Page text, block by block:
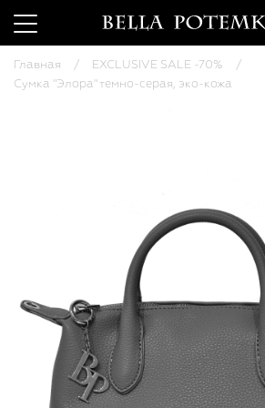
Главная
EXCLUSIVE SALE -70%
Сумка "Элора" темно-серая, эко-кожа